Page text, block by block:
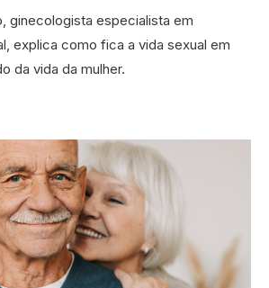
ginecologista especialista em
explica como fica a vida sexual em
da vida da mulher.